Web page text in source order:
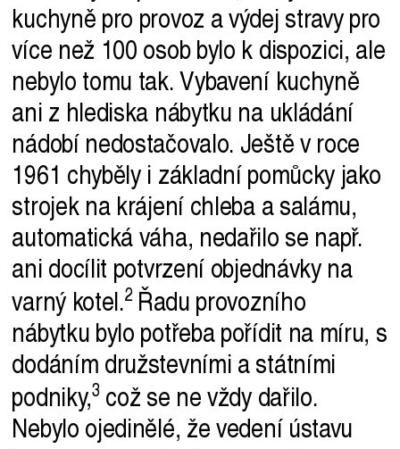
kuchyně pro provoz a výdej stravy pro
více než 100 osob bylo k dispozici, ale
nebylo tomu tak. Vybavení kuchyně
ani z hlediska nábytku na ukládání
nádobí nedostačovalo. Ještě v roce
1961 chyběly i základní pomůcky jako
strojek na krájení chleba a salámu,
automatická váha, nedařilo se např.
ani docílit potvrzení objednávky na
varný kotel. Řadu provozního
nábytku bylo potřeba pořídit na míru, s
dodáním družstevními a státními
podniky, což se ne vždy dařilo.
Nebylo ojedinělé, že vedení ústavu